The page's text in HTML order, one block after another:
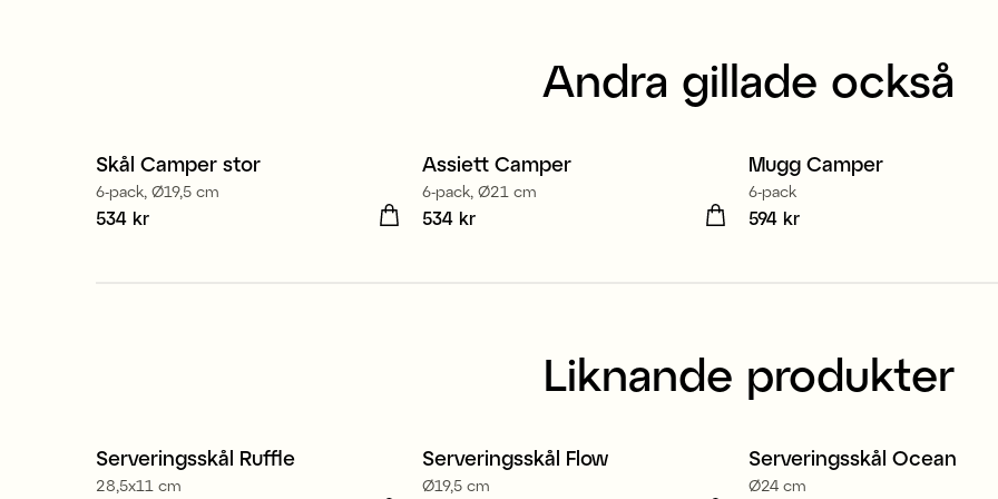
Andra gillade också
Skål Camper stor
6-pack, Ø19,5 cm
Pris :534 kr
534 kr
Assiett Camper
6-pack, Ø21 cm
Pris :534 kr
534 kr
Mugg Camper
6-pack
Pris :594 kr
594 kr
Liknande produkter
Serveringsskål Ruffle
28,5x11 cm
Sale
Serveringsskål Flow
Ø19,5 cm
Serveringsskål Ocean
Ø24 cm